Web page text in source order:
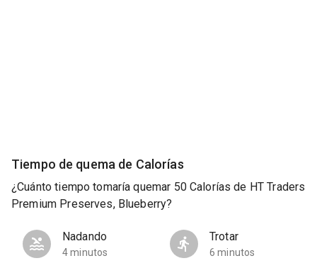
Tiempo de quema de Calorías
¿Cuánto tiempo tomaría quemar 50 Calorías de HT Traders
Premium Preserves, Blueberry?
Nadando
4 minutos
Trotar
6 minutos